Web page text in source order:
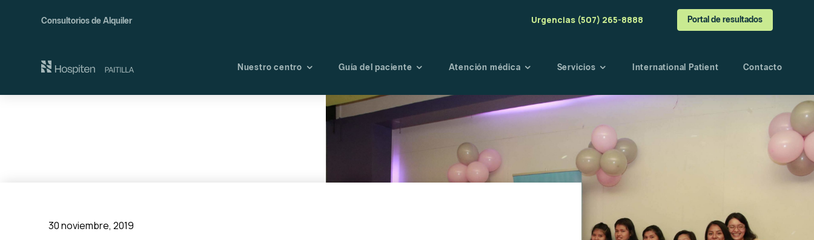
Consultorios de Alquiler Urgencias (507) 265-8888 Portal de resultados
Nuestro centro
Comité de Bioética
Guía del paciente
Admisión
Atención médica
Oncología
rehabilitación
Urgencias
Servicios
Radiología
Banco de sangre
International Patient Contacto
30 noviembre, 2019